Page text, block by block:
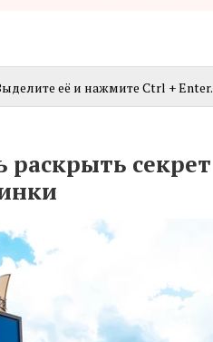
её и нажмите Ctrl + Enter.
секрет